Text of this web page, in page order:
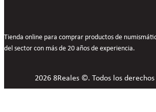
Tienda online para comprar productos de
del sector con más de 20 años de experiencia.
2026 8Reales ©. Todos los